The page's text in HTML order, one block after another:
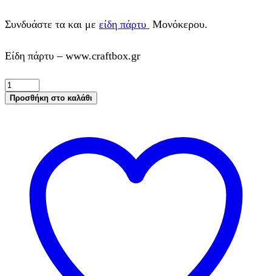
Συνδυάστε τα και με είδη πάρτυ Μονόκερου.
Είδη πάρτυ – www.craftbox.gr
Καλαμάκια
Χάρτινα
Magical
Προσθήκη στο καλάθι